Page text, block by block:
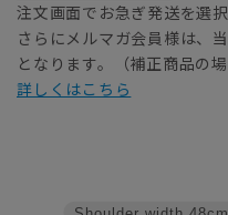
注文画面でお急ぎ発送を選択
さらにメルマガ会員様は、
となります。（補正商品の
詳しくはこちら